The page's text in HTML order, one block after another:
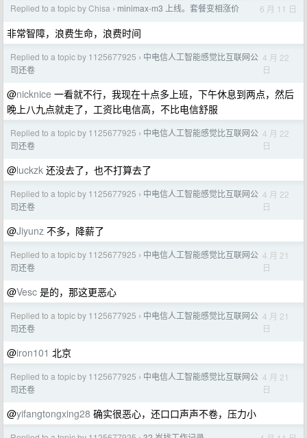
Replied to a topic by Chisa › minimax-m3 上线。套餐变相涨价 6 月 11 日
非常智障，浪费生命，浪费时间
Replied to a topic by 1125677925 › 中电信人工智能感觉比互联网公
司还卷
4 月 22
日
@nicknice 一看就不行，我现在十点多上班，下午休息到两点，然后
晚上八九点就走了，工资比电信高，不比电信舒服
Replied to a topic by 1125677925 › 中电信人工智能感觉比互联网公
司还卷
4 月 22
日
@luckzk 还没去了，也不打算去了
Replied to a topic by 1125677925 › 中电信人工智能感觉比互联网公
司还卷
4 月 22
日
@Jiyunz 不多，降薪了
Replied to a topic by 1125677925 › 中电信人工智能感觉比互联网公
司还卷
4 月 21
日
@Vesc 是的，那这更恶心
Replied to a topic by 1125677925 › 中电信人工智能感觉比互联网公
司还卷
4 月 21
日
@iron101 北京
Replied to a topic by 1125677925 › 中电信人工智能感觉比互联网公
司还卷
4 月 21
日
@yifangtongxing28 确实很恶心，还口口声声不卷，压力小